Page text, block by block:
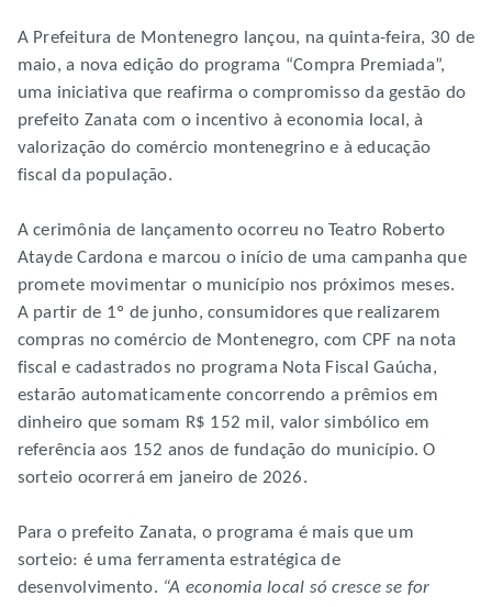
A Prefeitura de Montenegro lançou, na quinta-feira, 30 de
maio, a nova edição do programa “Compra Premiada”,
uma iniciativa que reafirma o compromisso da gestão do
prefeito Zanata com o incentivo à economia local, à
valorização do comércio montenegrino e à educação
fiscal da população.
A cerimônia de lançamento ocorreu no Teatro Roberto
Atayde Cardona e marcou o início de uma campanha que
promete movimentar o município nos próximos meses.
A partir de 1º de junho, consumidores que realizarem
compras no comércio de Montenegro, com CPF na nota
fiscal e cadastrados no programa Nota Fiscal Gaúcha,
estarão automaticamente concorrendo a prêmios em
dinheiro que somam R$ 152 mil, valor simbólico em
referência aos 152 anos de fundação do município. O
sorteio ocorrerá em janeiro de 2026.
Para o prefeito Zanata, o programa é mais que um
sorteio: é uma ferramenta estratégica de
desenvolvimento. “A economia local só cresce se for